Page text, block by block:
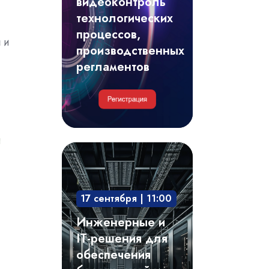
и
регламентов
технологических
процессов,
производственных
регламентов
Инженерные
и
IT-
решения
для
обеспечения
безотказной
17 сентября | 11:00
Инженерные и
IT-решения для
обеспечения